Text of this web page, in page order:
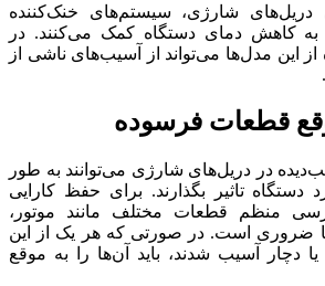
شارژی، سیستم‌های خنک‌کننده
به کاهش دمای دستگاه کمک می‌کنند. در
این مدل‌ها می‌تواند از آسیب‌های ناشی از
قطعات فرسوده
در دریل‌های شارژی می‌توانند به طور
دستگاه تاثیر بگذارند. برای حفظ کارایی
منظم قطعات مختلف مانند موتور،
ضروری است. در صورتی که هر یک از این
دچار آسیب شدند، باید آن‌ها را به موقع